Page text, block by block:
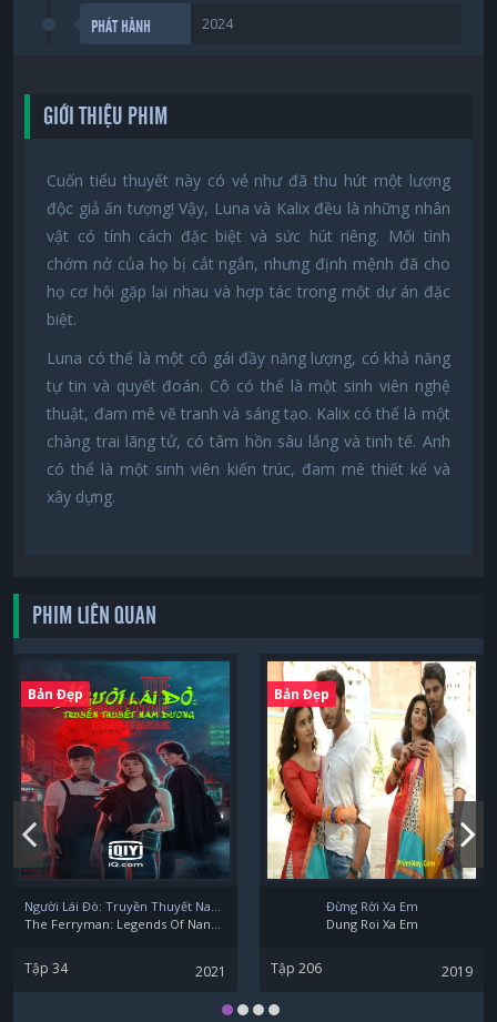
PHÁT HÀNH 2024
GIỚI THIỆU PHIM
Cuốn tiểu thuyết này có vẻ như đã thu hút một lượng
độc giả ấn tượng! Vậy, Luna và Kalix đều là những nhân
vật có tính cách đặc biệt và sức hút riêng. Mối tình
chớm nở của họ bị cắt ngắn, nhưng định mệnh đã cho
họ cơ hội gặp lại nhau và hợp tác trong một dự án đặc
biệt.
Luna có thể là một cô gái đầy năng lượng, có khả năng
tự tin và quyết đoán. Cô có thể là một sinh viên nghệ
thuật, đam mê vẽ tranh và sáng tạo. Kalix có thể là một
chàng trai lãng tử, có tâm hồn sâu lắng và tinh tế. Anh
có thể là một sinh viên kiến trúc, đam mê thiết kế và
xây dựng.
PHIM LIÊN QUAN
Bản Đẹp
Người Lái Đò: Truyền Thuyết Nam Dương
The Ferryman: Legends Of Nanyang
Tập 34 2021
Bản Đẹp
Đừng Rời Xa Em
Dung Roi Xa Em
Tập 206 2019